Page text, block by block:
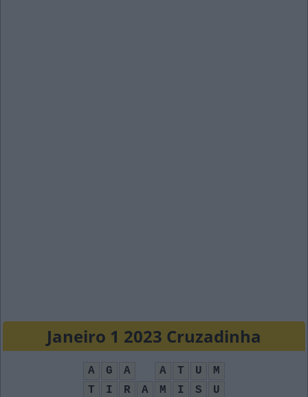
Janeiro 1 2023 Cruzadinha
A G A A T U
M
T
I R A M I S
U